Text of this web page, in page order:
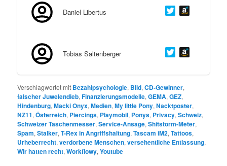
Daniel Libertus
Tobias Saltenberger
Verschlagwortet mit Bezahlpsychologie, Bild,CD-Gewinner,
falscher Juwelendieb,Finanzierungsmodelle,GEMA,GEZ,
Hindenburg,Macki Onyx,Medien,My little Pony,Nacktposter,
NZ11,Österreich, Piercings, Playmobil, Ponys, Privacy,Schweiz,
Schweizer Taschenmesser,Service-Ansage,Shitstorm-Meter,
Spam,Stalker,T-Rex in Angriffshaltung,Tascam iM2,Tattoos,
Urheberrecht,verdorbene Menschen,versehentliche Entlassung,
Wir hatten recht,Workflowy,Youtube